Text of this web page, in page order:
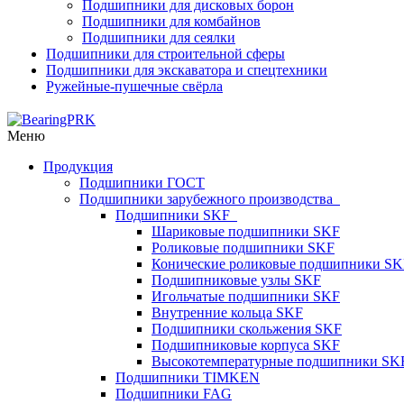
Подшипники для дисковых борон
Подшипники для комбайнов
Подшипники для сеялки
Подшипники для строительной сферы
Подшипники для экскаватора и спецтехники
Ружейные-пушечные свёрла
Меню
Продукция
Подшипники ГОСТ
Подшипники зарубежного производства
Подшипники SKF
Шариковые подшипники SKF
Роликовые подшипники SKF
Конические роликовые подшипники
Подшипниковые узлы SKF
Игольчатые подшипники SKF
Внутренние кольца SKF
Подшипники скольжения SKF
Подшипниковые корпуса SKF
Высокотемпературные подшипники
Подшипники TIMKEN
Подшипники FAG